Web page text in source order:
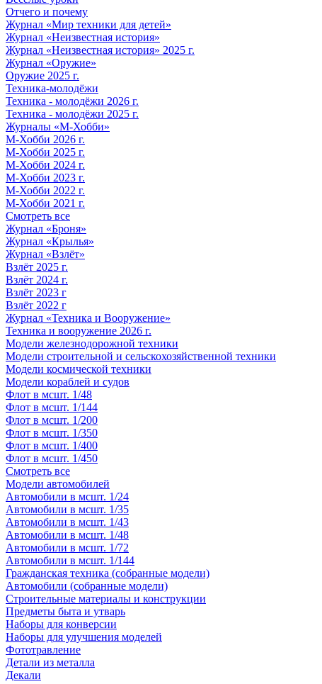
Отчего и почему
Журнал «Мир техники для детей»
Журнал «Неизвестная история»
Журнал «Неизвестная история» 2025 г.
Журнал «Оружие»
Оружие 2025 г.
Техника-молодёжи
Техника - молодёжи 2026 г.
Техника - молодёжи 2025 г.
Журналы «М-Хобби»
М-Хобби 2026 г.
М-Хобби 2025 г.
М-Хобби 2024 г.
М-Хобби 2023 г.
М-Хобби 2022 г.
М-Хобби 2021 г.
Смотреть все
Журнал «Броня»
Журнал «Крылья»
Журнал «Взлёт»
Взлёт 2025 г.
Взлёт 2024 г.
Взлёт 2023 г
Взлёт 2022 г
Журнал «Техника и Вооружение»
Техника и вооружение 2026 г.
Модели железнодорожной техники
Модели строительной и сельскохозяйственной техники
Модели космической техники
Модели кораблей и судов
Флот в мсшт. 1/48
Флот в мсшт. 1/144
Флот в мсшт. 1/200
Флот в мсшт. 1/350
Флот в мсшт. 1/400
Флот в мсшт. 1/450
Смотреть все
Модели автомобилей
Автомобили в мсшт. 1/24
Автомобили в мсшт. 1/35
Автомобили в мсшт. 1/43
Автомобили в мсшт. 1/48
Автомобили в мсшт. 1/72
Автомобили в мсшт. 1/144
Гражданская техника (собранные модели)
Автомобили (собранные модели)
Строительные материалы и конструкции
Предметы быта и утварь
Наборы для конверсии
Наборы для улучшения моделей
Фототравление
Детали из металла
Декали